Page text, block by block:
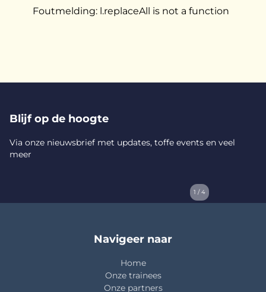
Foutmelding: l.replaceAll is not a function
Blijf op de hoogte
Via onze nieuwsbrief met updates, toffe events en veel
meer
1 / 4
Navigeer naar
Home
Onze trainees
Onze partners